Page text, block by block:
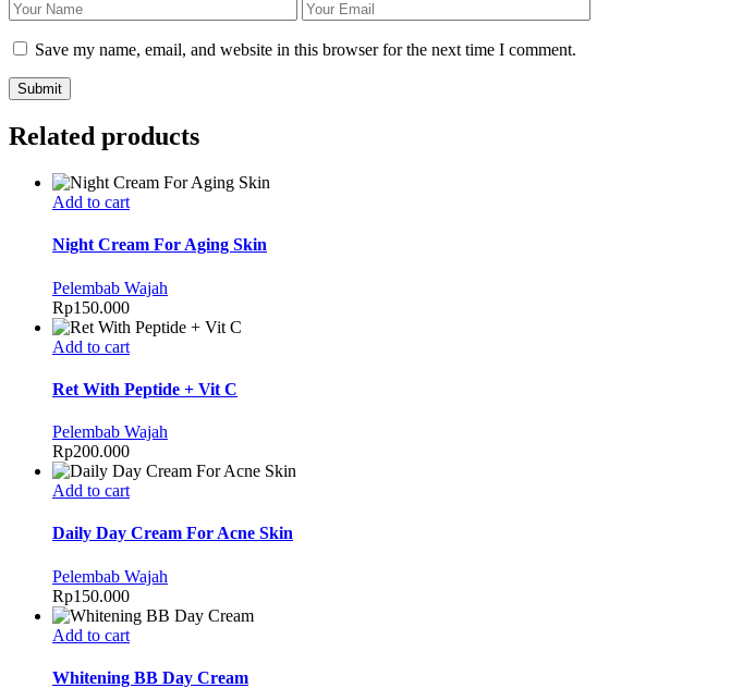
Save my name, email, and website in this browser for the next time I comment.
Related products
Add to cart
Night Cream For Aging Skin
Pelembab Wajah
Rp150.000
Add to cart
Ret With Peptide + Vit C
Pelembab Wajah
Rp200.000
Add to cart
Daily Day Cream For Acne Skin
Pelembab Wajah
Rp150.000
Add to cart
Whitening BB Day Cream